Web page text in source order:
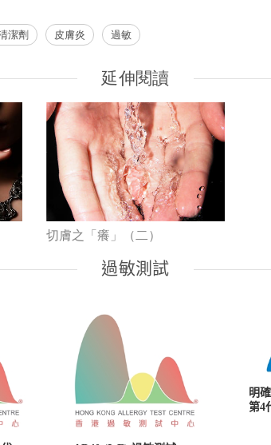
潔劑 皮膚炎 過敏
延伸閱讀
切膚之「癢」（二）